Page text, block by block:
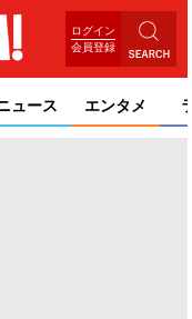
ログイン
会員登録
ュース エンタメ